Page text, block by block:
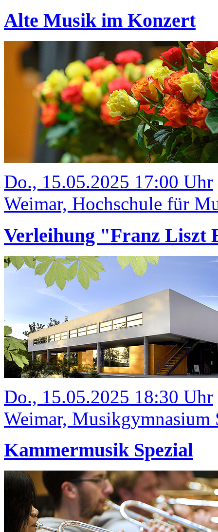
Alte Musik im Konzert
Do., 15.05.2025 17:00 Uhr
Weimar, Hochschule für
Verleihung "Franz Liszt
Do., 15.05.2025 18:30 Uhr
Weimar, Musikgymnasium
Kammermusik Spezial